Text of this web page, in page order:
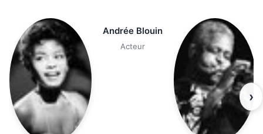
Andrée Blouin
Acteur
›